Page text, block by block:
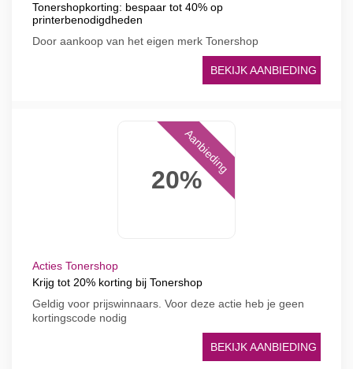
Tonershopkorting: bespaar tot 40% op
printerbenodigdheden
Door aankoop van het eigen merk Tonershop
BEKIJK AANBIEDING
20%
Aanbieding
Acties Tonershop
Krijg tot 20% korting bij Tonershop
Geldig voor prijswinnaars. Voor deze actie heb je geen
kortingscode nodig
BEKIJK AANBIEDING